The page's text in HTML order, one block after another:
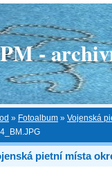
-
» Fotoalbum » Vojenská
pietní místa